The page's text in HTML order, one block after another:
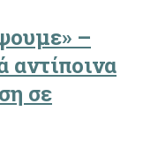
–
αντίποινα
σε